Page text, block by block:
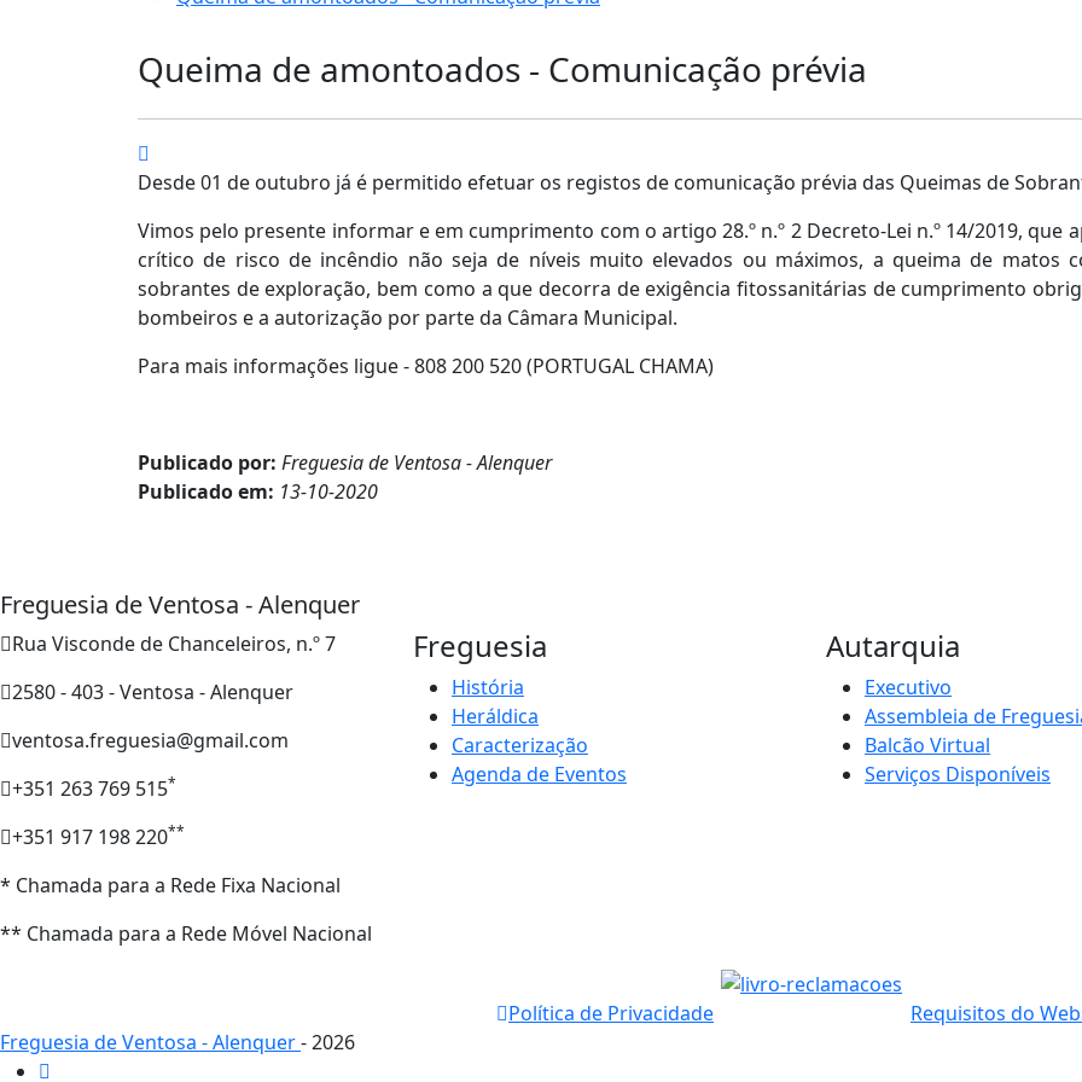
Queima de amontoados - Comunicação prévia
Desde 01 de outubro já é permitido efetuar os registos de comunicação prévia das Queimas de
Vimos pelo presente informar e em cumprimento com o artigo 28.º n.º 2 Decreto-Lei n.º 14/2019,
crítico de risco de incêndio não seja de níveis muito elevados ou máximos, a queima de matos
sobrantes de exploração, bem como a que decorra de exigência fitossanitárias de cumprimento
bombeiros e a autorização por parte da Câmara Municipal.
Para mais informações ligue - 808 200 520 (PORTUGAL CHAMA)
Publicado por: Freguesia de Ventosa - Alenquer
Publicado em: 13-10-2020
Freguesia de Ventosa - Alenquer
Rua Visconde de Chanceleiros, n.º 7
2580 - 403 - Ventosa - Alenquer
ventosa.freguesia@gmail.com
+351 263 769 515*
+351 917 198 220**
* Chamada para a Rede Fixa Nacional
** Chamada para a Rede Móvel Nacional
Freguesia
História
Heráldica
Caracterização
Agenda de Eventos
Autarquia
Executivo
Assembleia de
Balcão Virtual
Serviços Disponíveis
Política de Privacidade
Requisitos do
Freguesia de Ventosa - Alenquer- 2026